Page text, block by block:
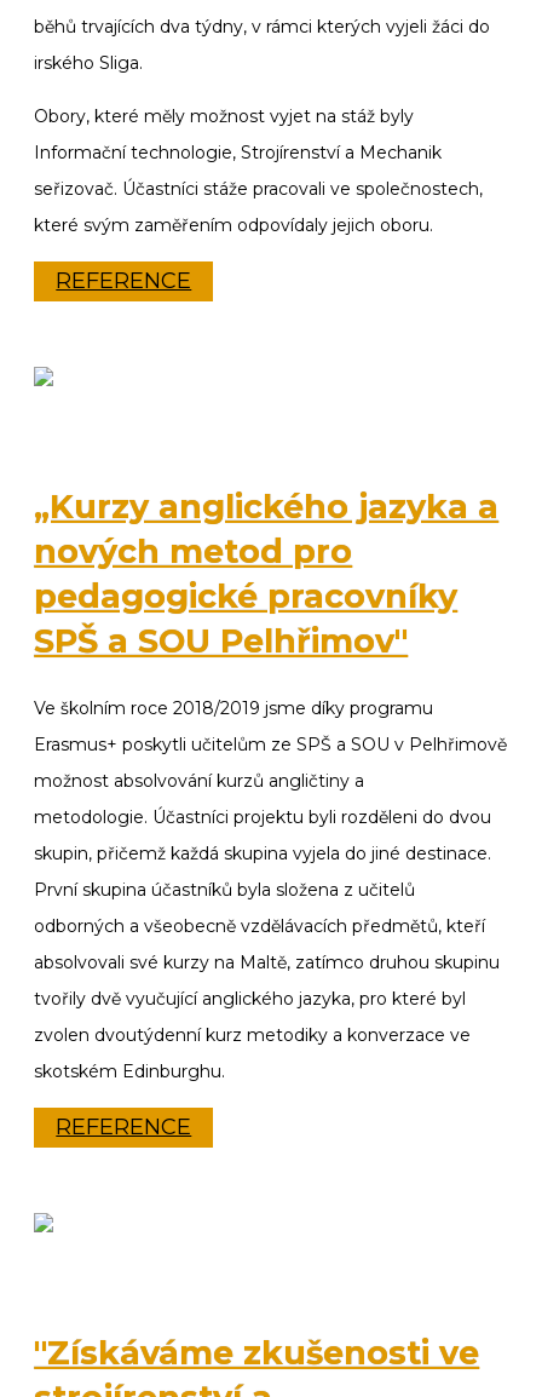
běhů trvajících dva týdny, v rámci kterých vyjeli žáci do
irského Sliga.
Obory, které měly možnost vyjet na stáž byly
Informační technologie, Strojírenství a Mechanik
seřizovač. Účastníci stáže pracovali ve společnostech,
které svým zaměřením odpovídaly jejich oboru.
REFERENCE
„Kurzy anglického jazyka a
nových metod pro
pedagogické pracovníky
SPŠ a SOU Pelhřimov"
Ve školním roce 2018/2019 jsme díky programu
Erasmus+ poskytli učitelům ze SPŠ a SOU v Pelhřimově
možnost absolvování kurzů angličtiny a
metodologie. Účastníci projektu byli rozděleni do dvou
skupin, přičemž každá skupina vyjela do jiné destinace.
První skupina účastníků byla složena z učitelů
odborných a všeobecně vzdělávacích předmětů, kteří
absolvovali své kurzy na Maltě, zatímco druhou skupinu
tvořily dvě vyučující anglického jazyka, pro které byl
zvolen dvoutýdenní kurz metodiky a konverzace ve
skotském Edinburghu.
REFERENCE
"Získáváme zkušenosti ve